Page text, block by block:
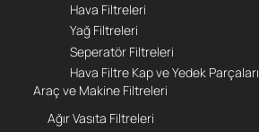
Hava Filtreleri
Yağ Filtreleri
Seperatör Filtreleri
Hava Filtre Kap ve Yedek Parçaları
Araç ve Makine Filtreleri
Ağır Vasıta Filtreleri